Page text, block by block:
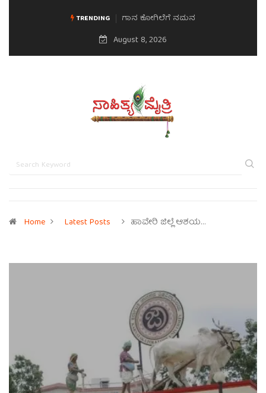
TRENDING ಗಾನ ಕೋಗಿಲೆಗೆ ನಮನ
August 8, 2026
Home Latest Posts ಹಾವೇರಿ ಜಿಲ್ಲೆ ಆಶಯ…